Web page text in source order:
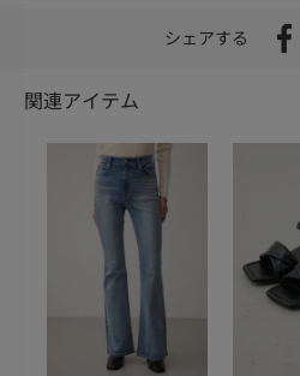
シェアする
関連アイテム